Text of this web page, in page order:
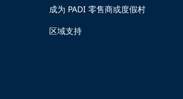
成为 PADI 零售商或度假村
区域支持